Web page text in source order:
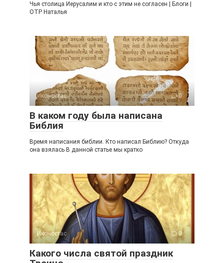
Чья столица Иерусалим и кто с этим не согласен | Блоги |
ОТР Наталья
Иконостас 0
В каком году была написана
Библия
Время написания библии. Кто написал Библию? Откуда
она взялась В данной статье мы кратко
Иконостас 0
Какого числа святой праздник